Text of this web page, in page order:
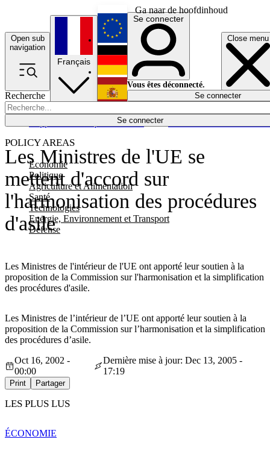
Ga naar de hoofdinhoud
Open sub
navigation
Close menu
Recherche
Se connecter
POLICY AREAS
Economie
Politique
Agriculture et Alimentation
Santé
Technologies
Energie, Environnement et Transport
Défense
Économie
Français
English
Deutsch
Español
Se connecter
Vous êtes déconnecté.
Se connecter
Les Ministres de l'UE se
mettent d'accord sur
l'harmonisation des procédures
d'asile
Les Ministres de l'intérieur de l'UE ont apporté leur soutien à la
proposition de la Commission sur l'harmonisation et la simplification
des procédures d'asile.
Les Ministres de l’intérieur de l’UE ont apporté leur soutien à la
proposition de la Commission sur l’harmonisation et la simplification
des procédures d’asile.
Oct 16, 2002 -
00:00
Dernière mise à jour: Dec 13, 2005 -
17:19
Print Partager
LES PLUS LUS
ÉCONOMIE